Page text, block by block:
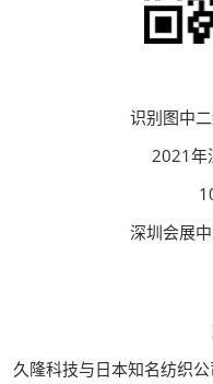
识别图中
2021年
深圳会展
久隆科技与日本知名纺织